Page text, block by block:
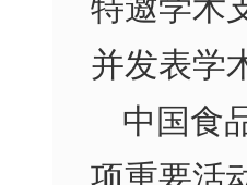
特邀学术
并发表学
中国食